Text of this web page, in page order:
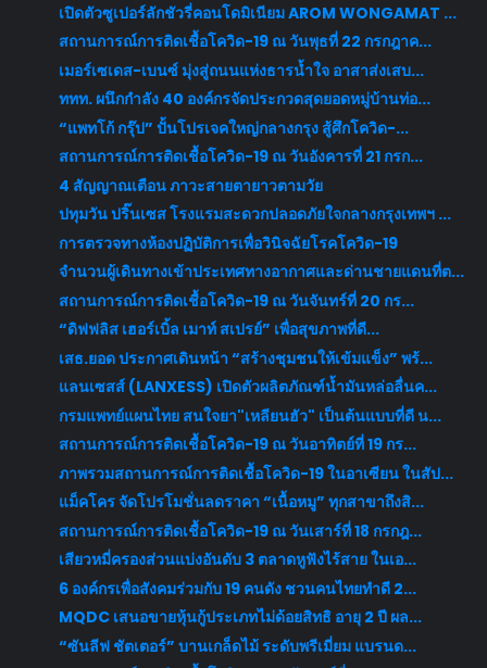
เปิดตัวซูเปอร์ลักชัวรี่คอนโดมิเนียม AROM WONGAMAT ...
สถานการณ์การติดเชื้อโควิด-19 ณ วันพุธที่ 22 กรกฎาค...
เมอร์เซเดส-เบนซ์ มุ่งสู่ถนนแห่งธารน้ำใจ อาสาส่งเสบ...
ททท. ผนึกกำลัง 40 องค์กรจัดประกวดสุดยอดหมู่บ้านท่อ...
“แพทโก้ กรุ๊ป” ปั้นโปรเจคใหญ่กลางกรุง สู้ศึกโควิด-...
สถานการณ์การติดเชื้อโควิด-19 ณ วันอังคารที่ 21 กรก...
4 สัญญาณเตือน ภาวะสายตายาวตามวัย
ปทุมวัน ปริ๊นเซส โรงแรมสะดวกปลอดภัยใจกลางกรุงเทพฯ ...
การตรวจทางห้องปฏิบัติการเพื่อวินิจฉัยโรคโควิด-19
จำนวนผู้เดินทางเข้าประเทศทางอากาศและด่านชายแดนที่ต...
สถานการณ์การติดเชื้อโควิด-19 ณ วันจันทร์ที่ 20 กร...
“ดิฟฟลิส เฮอร์เบิ้ล เมาท์ สเปรย์” เพื่อสุขภาพที่ดี...
เสธ.ยอด ประกาศเดินหน้า “สร้างชุมชนให้เข้มแข็ง” พร้...
แลนเซสส์ (LANXESS) เปิดตัวผลิตภัณฑ์น้ำมันหล่อลื่นค...
กรมแพทย์แผนไทย สนใจยา"เหลียนฮัว" เป็นต้นแบบที่ดี น...
สถานการณ์การติดเชื้อโควิด-19 ณ วันอาทิตย์ที่ 19 กร...
ภาพรวมสถานการณ์การติดเชื้อโควิด-19 ในอาเซียน ในสัป...
แม็คโคร จัดโปรโมชั่นลดราคา “เนื้อหมู” ทุกสาขาถึงสิ...
สถานการณ์การติดเชื้อโควิด-19 ณ วันเสาร์ที่ 18 กรกฎ...
เสียวหมี่ครองส่วนแบ่งอันดับ 3 ตลาดหูฟังไร้สาย ในเอ...
6 องค์กรเพื่อสังคมร่วมกับ 19 คนดัง ชวนคนไทยทำดี 2...
MQDC เสนอขายหุ้นกู้ประเภทไม่ด้อยสิทธิ อายุ 2 ปี ผล...
“ซันลีฟ ชัตเตอร์” บานเกล็ดไม้ ระดับพรีเมี่ยม แบรนด...